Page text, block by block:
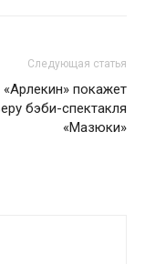
Следующая статья
«Арлекин» покажет
бэби-спектакля
«Мазюки»